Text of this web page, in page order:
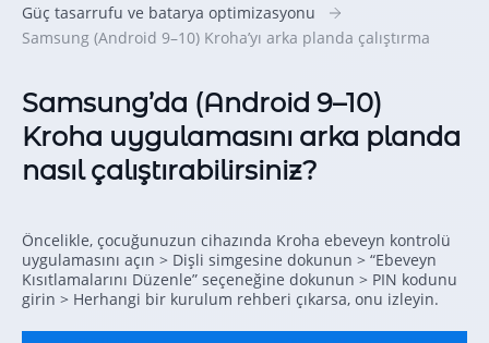
Güç tasarrufu ve batarya optimizasyonu
Samsung (Android 9–10) Kroha’yı arka planda çalıştırma
Samsung’da (Android 9–10)
Kroha uygulamasını arka planda
nasıl çalıştırabilirsiniz?
Öncelikle, çocuğunuzun cihazında Kroha ebeveyn kontrolü
uygulamasını açın > Dişli simgesine dokunun > “Ebeveyn
Kısıtlamalarını Düzenle” seçeneğine dokunun > PIN kodunu
girin > Herhangi bir kurulum rehberi çıkarsa, onu izleyin.